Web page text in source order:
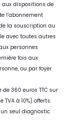
aux dispositions de
l’abonnement
la souscription au
avec toutes autres
personnes
fois aux
ou par foyer
360 euros TTC sur
TVA à 10%) offerts.
seul diagnostic